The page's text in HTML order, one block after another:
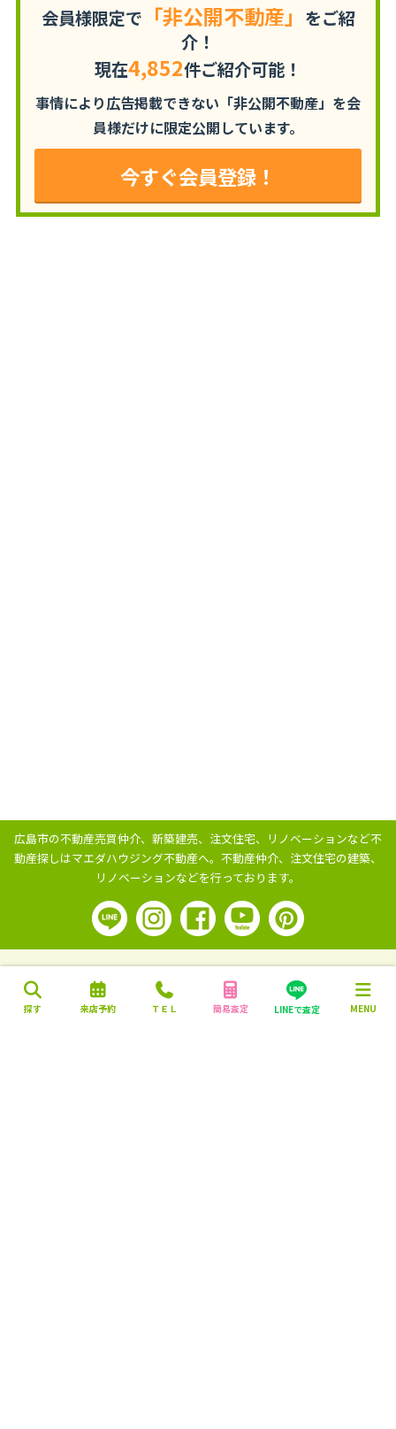
探す 来店予約 ＴＥＬ 簡易査定 LINEで査定 MENU
会員様限定で 「非公開不動産」 をご紹
介！
現在4,852件ご紹介可能！
事情により広告掲載できない「非公開不動産」を会
員様だけに限定公開しています。
今すぐ会員登録！
広島市の不動産売買仲介、新築建売、注文住宅、リノベーションなど不
動産探しはマエダハウジング不動産へ。 不動産仲介、注文住宅の建築、
リノベーションなどを行っております。